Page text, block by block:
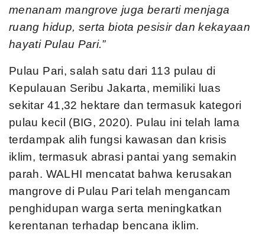
menanam mangrove juga berarti menjaga
ruang hidup, serta biota pesisir dan kekayaan
hayati Pulau Pari.”
Pulau Pari, salah satu dari 113 pulau di
Kepulauan Seribu Jakarta, memiliki luas
sekitar 41,32 hektare dan termasuk kategori
pulau kecil (BIG, 2020). Pulau ini telah lama
terdampak alih fungsi kawasan dan krisis
iklim, termasuk abrasi pantai yang semakin
parah. WALHI mencatat bahwa kerusakan
mangrove di Pulau Pari telah mengancam
penghidupan warga serta meningkatkan
kerentanan terhadap bencana iklim.